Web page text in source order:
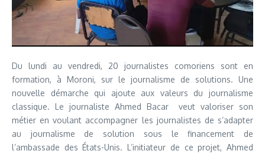
Du lundi au vendredi, 20 journalistes comoriens sont en
formation, à Moroni, sur le journalisme de solutions. Une
nouvelle démarche qui ajoute aux valeurs du journalisme
classique. Le journaliste Ahmed Bacar veut valoriser son
métier en voulant accompagner les journalistes de s’adapter
au journalisme de solution sous le financement de
l’ambassade des États-Unis. L’initiateur de ce projet, Ahmed